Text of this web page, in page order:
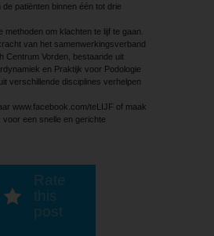
patiënten binnen één tot drie
methoden om klachten te lijf te gaan.
van het samenwerkingsverband
Centrum Vorden, bestaande uit
en Praktijk voor Podologie
verschillende disciplines verhelpen
www.facebook.com/teLIJF of maak
een snelle en gerichte
Rate
this
post